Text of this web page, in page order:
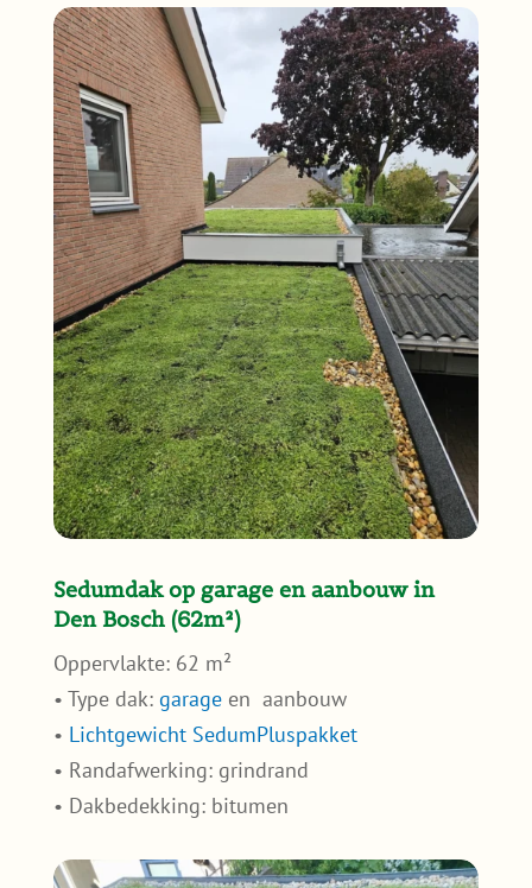
Sedumdak op garage en aanbouw in
Den Bosch (62m²)
Oppervlakte: 62 m²
• Type dak: garageen aanbouw
• Lichtgewicht SedumPluspakket
• Randafwerking: grindrand
• Dakbedekking: bitumen